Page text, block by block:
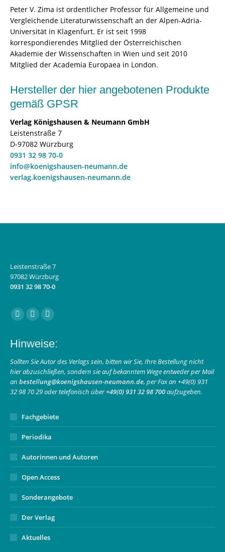
Peter V. Zima ist ordentlicher Professor für Allgemeine und
Vergleichende Literaturwissenschaft an der Alpen-Adria-
Universität in Klagenfurt. Er ist seit 1998
korrespondierendes Mitglied der Österreichischen
Akademie der Wissenschaften in Wien und seit 2010
Mitglied der Academia Europaea in London.
Hersteller der hier angebotenen Produkte
gemäß GPSR
Verlag Königshausen & Neumann GmbH
Leistenstraße 7
D-97082 Würzburg
0931 32 98 70-0
info@koenigshausen-neumann.de
verlag.koenigshausen-neumann.de
Leistenstraße 7
97082 Würzburg
0931 32 98 70-0
Finden Sie uns auf:
Facebook
opens
in
new
window
Instagram
opens
in
new
window
E-
page
opens
in
new
window
Hinweise:
Sollten Sie Autor des Verlags sein, bitten wir Sie, Ihre Bestellung nicht
hier abzuschließen, sondern sie auf bekanntem Wege entweder per Mail
an bestellung@koenigshausen-neumann.de, per Fax an +49(0) 931
32 98 70 29 oder telefonisch über+49(0) 931 32 98 700aufzugeben.
Fachgebiete
Periodika
Autorinnen und Autoren
Open Access
Sonderangebote
Der Verlag
Aktuelles